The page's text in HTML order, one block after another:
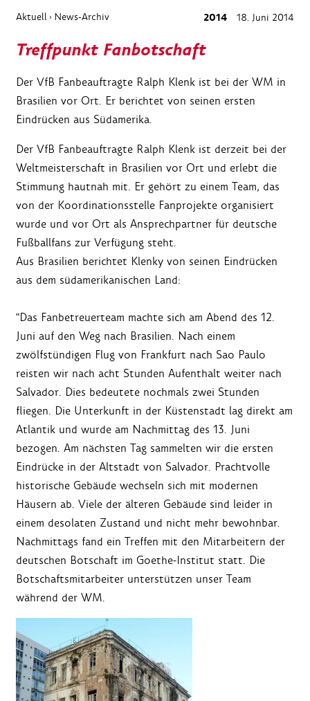
Aktuell › News-Archiv 2014 18. Juni 2014
Treffpunkt Fanbotschaft
Der VfB Fanbeauftragte Ralph Klenk ist bei der WM in
Brasilien vor Ort. Er berichtet von seinen ersten
Eindrücken aus Südamerika.
Der VfB Fanbeauftragte Ralph Klenk ist derzeit bei der
Weltmeisterschaft in Brasilien vor Ort und erlebt die
Stimmung hautnah mit. Er gehört zu einem Team, das
von der Koordinationsstelle Fanprojekte organisiert
wurde und vor Ort als Ansprechpartner für deutsche
Fußballfans zur Verfügung steht.
Aus Brasilien berichtet Klenky von seinen Eindrücken
aus dem südamerikanischen Land:
"Das Fanbetreuerteam machte sich am Abend des 12.
Juni auf den Weg nach Brasilien. Nach einem
zwölfstündigen Flug von Frankfurt nach Sao Paulo
reisten wir nach acht Stunden Aufenthalt weiter nach
Salvador. Dies bedeutete nochmals zwei Stunden
fliegen. Die Unterkunft in der Küstenstadt lag direkt am
Atlantik und wurde am Nachmittag des 13. Juni
bezogen. Am nächsten Tag sammelten wir die ersten
Eindrücke in der Altstadt von Salvador. Prachtvolle
historische Gebäude wechseln sich mit modernen
Häusern ab. Viele der älteren Gebäude sind leider in
einem desolaten Zustand und nicht mehr bewohnbar.
Nachmittags fand ein Treffen mit den Mitarbeitern der
deutschen Botschaft im Goethe-Institut statt. Die
Botschaftsmitarbeiter unterstützen unser Team
während der WM.